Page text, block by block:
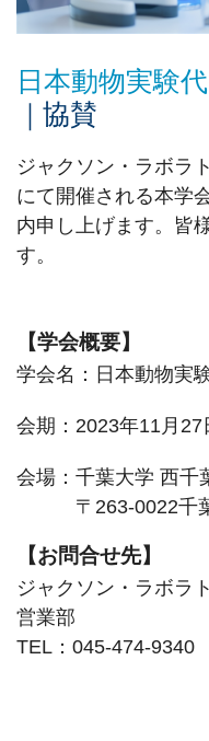
日本動物実験
｜協賛
ジャクソン・ラボラ
にて開催される本学
内申し上げます。皆
す。
【学会概要】
学会名：日本動物実
会期：2023年11月27
会場：千葉大学 西千
〒263-0022千葉
【お問合せ先】
ジャクソン・ラボラ
営業部
TEL：045-474-9340